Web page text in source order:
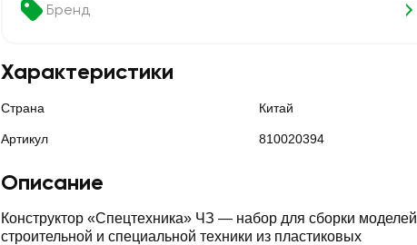
Бренд
Характеристики
Страна Китай
Артикул 810020394
Описание
Конструктор «Спецтехника» ЧЗ — набор для сборки моделей
строительной и специальной техники из пластиковых